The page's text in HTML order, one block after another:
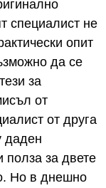
специалист не
опит
да се
за
от
от друга
даден
полза за двете
Но в днешно